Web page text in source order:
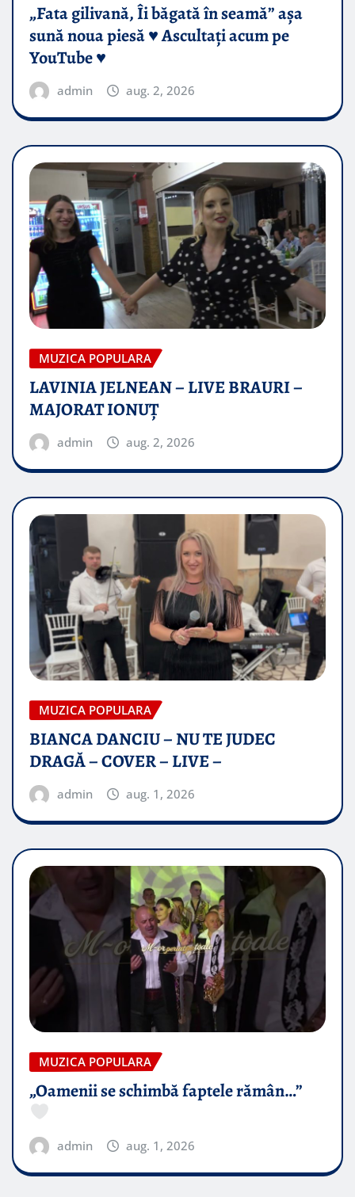
„Fata gilivană, Îi băgată în seamă” așa
sună noua piesă ♥️ Ascultați acum pe
YouTube ♥️
admin aug. 2, 2026
MUZICA POPULARA
LAVINIA JELNEAN – LIVE BRAURI –
MAJORAT IONUŢ
admin aug. 2, 2026
MUZICA POPULARA
BIANCA DANCIU – NU TE JUDEC
DRAGĂ – COVER – LIVE –
admin aug. 1, 2026
MUZICA POPULARA
„Oamenii se schimbă faptele rămân…”
admin aug. 1, 2026